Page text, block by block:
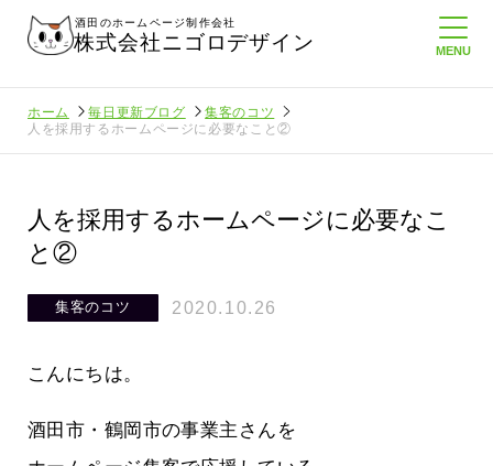
酒田のホームページ制作会社
株式会社ニゴロデザイン
ホーム 毎日更新ブログ
集客のコツ
人を採用するホームページに必要なこと②
人を採用するホームページに必要なこ
と②
集客のコツ 2020.10.26
こんにちは。
酒田市・鶴岡市の事業主さんを